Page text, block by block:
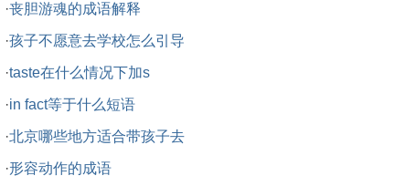
·丧胆游魂的成语解释
·孩子不愿意去学校怎么引导
·taste在什么情况下加s
·in fact等于什么短语
·北京哪些地方适合带孩子去
·形容动作的成语